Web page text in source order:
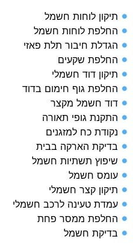
תיקון לוחות חשמל
החלפת לוחות חשמל
הגדלת חיבור תלת פאזי
החלפת שקעים
תיקון דוד חשמלי
החלפת גוף חימום בדוד
דוד חשמל מקצר
התקנת גופי תאורה
נקודת כח למזגנים
בדיקת הארקה בבית​
שיפוץ תשתיות חשמל​
עומס חשמל​
תיקון קצר חשמלי​
עמדת טעינה לרכב חשמלי​
החלפת ממסר פחת​
בדיקת חשמל​